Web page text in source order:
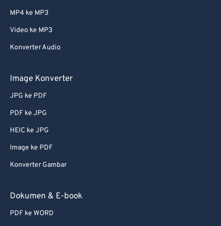
MP4 ke MP3
Video ke MP3
Konverter Audio
Image Konverter
JPG ke PDF
PDF ke JPG
HEIC ke JPG
Image ke PDF
Konverter Gambar
Dokumen & E-book
PDF ke WORD